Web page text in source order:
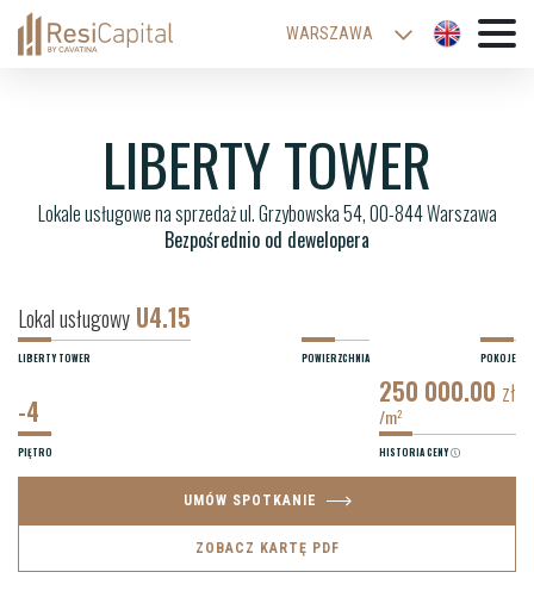
WARSZAWA
KRAKÓW
BIELSKO-BIAŁA
LIBERTY TOWER
Lokale usługowe na sprzedaż ul. Grzybowska 54, 00-844 Warszawa
Bezpośrednio od dewelopera
LIBERTY TOWER
Lokal usługowy U4.15
POWIERZCHNIA POKOJE
PIĘTRO
-4
HISTORIA CENY
250 000.00 zł
/m2
UMÓW SPOTKANIE
ZOBACZ KARTĘ PDF